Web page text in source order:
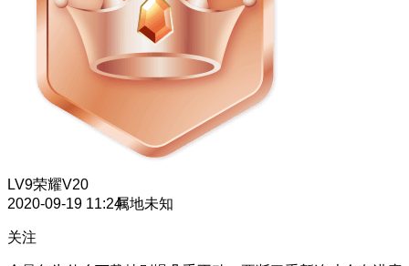
LV9荣耀V20
2020-09-19 11:24属地未知
关注